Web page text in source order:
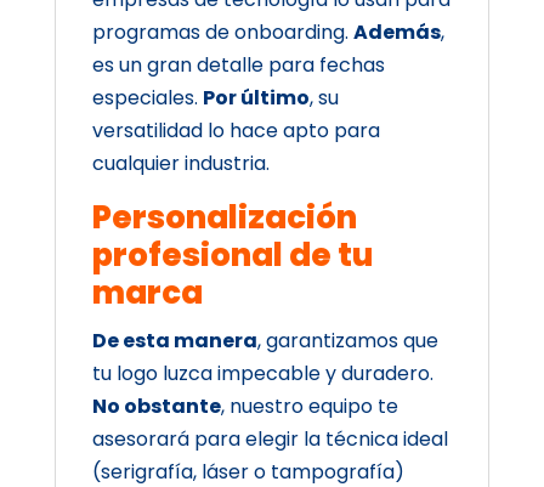
programas de onboarding. Además,
es un gran detalle para fechas
especiales. Por último, su
versatilidad lo hace apto para
cualquier industria.
Personalización
profesional de tu
marca
De esta manera, garantizamos que
tu logo luzca impecable y duradero.
No obstante, nuestro equipo te
asesorará para elegir la técnica ideal
(serigrafía, láser o tampografía)